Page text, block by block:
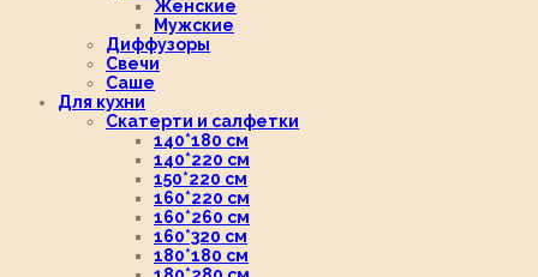
Женские
Мужские
Диффузоры
Свечи
Саше
Для кухни
Скатерти и салфетки
140*180 см
140*220 см
150*220 см
160*220 см
160*260 см
160*320 см
180*180 см